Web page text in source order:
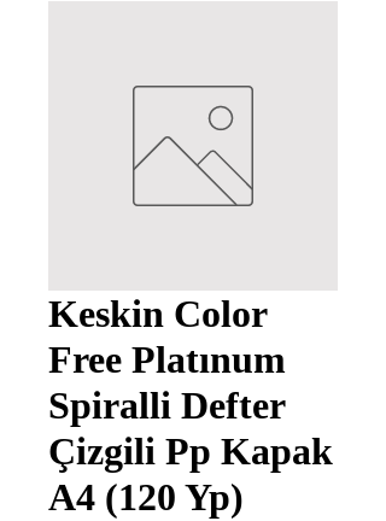
Keskin Color
Free Platınum
Spiralli Defter
Çizgili Pp Kapak
A4 (120 Yp)